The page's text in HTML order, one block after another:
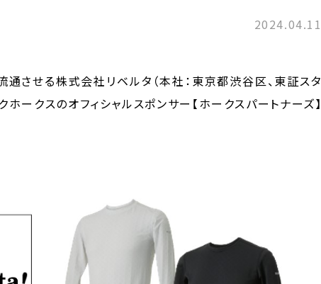
2024.04.11
させる株式会社リベルタ（本社：東京都渋谷区、東証スタ
ークスのオフィシャルスポンサー【ホークスパートナーズ】